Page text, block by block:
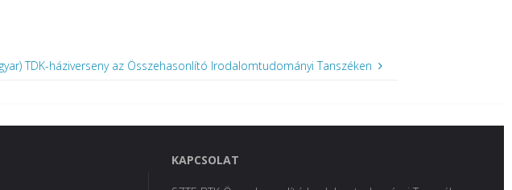
TDK-háziverseny az Összehasonlító Irodalomtudományi Tanszéken
KAPCSOLAT